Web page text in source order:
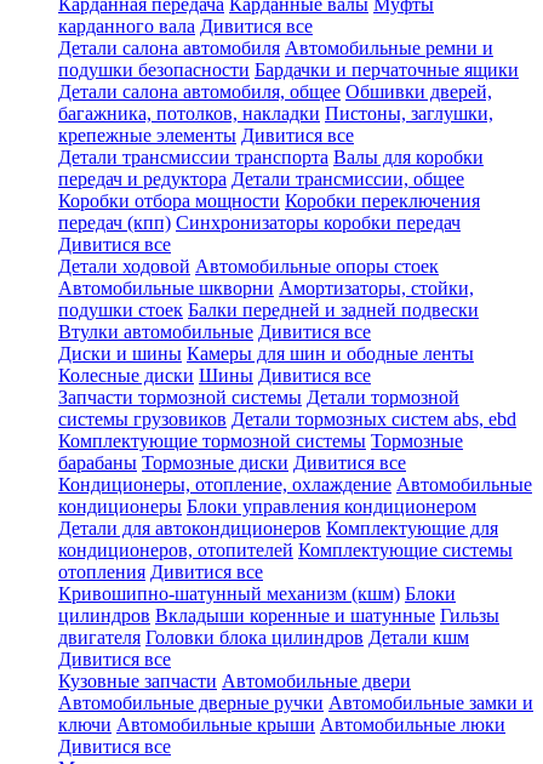
Карданная передача Карданные валы Муфты
карданного вала Дивитися все
Детали салона автомобиля Автомобильные ремни и
подушки безопасности Бардачки и перчаточные ящики
Детали салона автомобиля, общее Обшивки дверей,
багажника, потолков, накладки Пистоны, заглушки,
крепежные элементы Дивитися все
Детали трансмиссии транспорта Валы для коробки
передач и редуктора Детали трансмиссии, общее
Коробки отбора мощности Коробки переключения
передач (кпп) Синхронизаторы коробки передач
Дивитися все
Детали ходовой Автомобильные опоры стоек
Автомобильные шкворни Амортизаторы, стойки,
подушки стоек Балки передней и задней подвески
Втулки автомобильные Дивитися все
Диски и шины Камеры для шин и ободные ленты
Колесные диски Шины Дивитися все
Запчасти тормозной системы Детали тормозной
системы грузовиков Детали тормозных систем abs, ebd
Комплектующие тормозной системы Тормозные
барабаны Тормозные диски Дивитися все
Кондиционеры, отопление, охлаждение Автомобильные
кондиционеры Блоки управления кондиционером
Детали для автокондиционеров Комплектующие для
кондиционеров, отопителей Комплектующие системы
отопления Дивитися все
Кривошипно-шатунный механизм (кшм) Блоки
цилиндров Вкладыши коренные и шатунные Гильзы
двигателя Головки блока цилиндров Детали кшм
Дивитися все
Кузовные запчасти Автомобильные двери
Автомобильные дверные ручки Автомобильные замки и
ключи Автомобильные крыши Автомобильные люки
Дивитися все